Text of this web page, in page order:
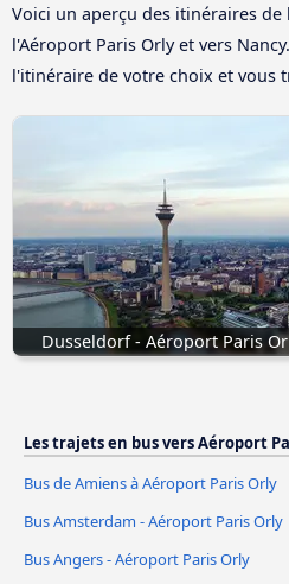
Voici un aperçu des itinéraires
l'Aéroport Paris Orly et vers
l'itinéraire de votre choix et vous
Dusseldorf - Aéroport Paris
Les trajets en bus vers Aéroport
Bus de Amiens à Aéroport Paris Orly
Bus Amsterdam - Aéroport Paris Orly
Bus Angers - Aéroport Paris Orly